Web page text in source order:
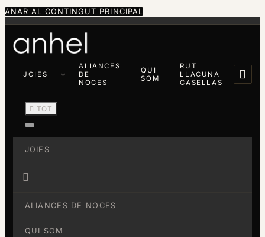
ANAR AL CONTINGUT PRINCIPAL
JOIES
ALIANCES
DE
NOCES
QUI
SOM
RUT
LLACUNA
CASELLAS

 TOT
JOIES

ALIANCES DE NOCES
QUI SOM